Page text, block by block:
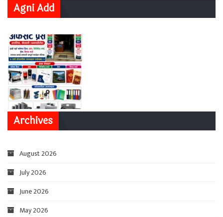
Agni Add
Archives
August 2026
July 2026
June 2026
May 2026